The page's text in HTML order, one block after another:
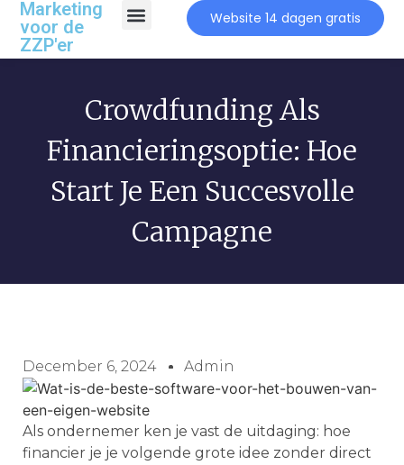
Marketing
voor de
ZZP'er
Website 14 dagen gratis
Crowdfunding Als
Financieringsoptie: Hoe
Start Je Een Succesvolle
Campagne
December 6, 2024 Admin
Als ondernemer ken je vast de uitdaging: hoe
financier je je volgende grote idee zonder direct